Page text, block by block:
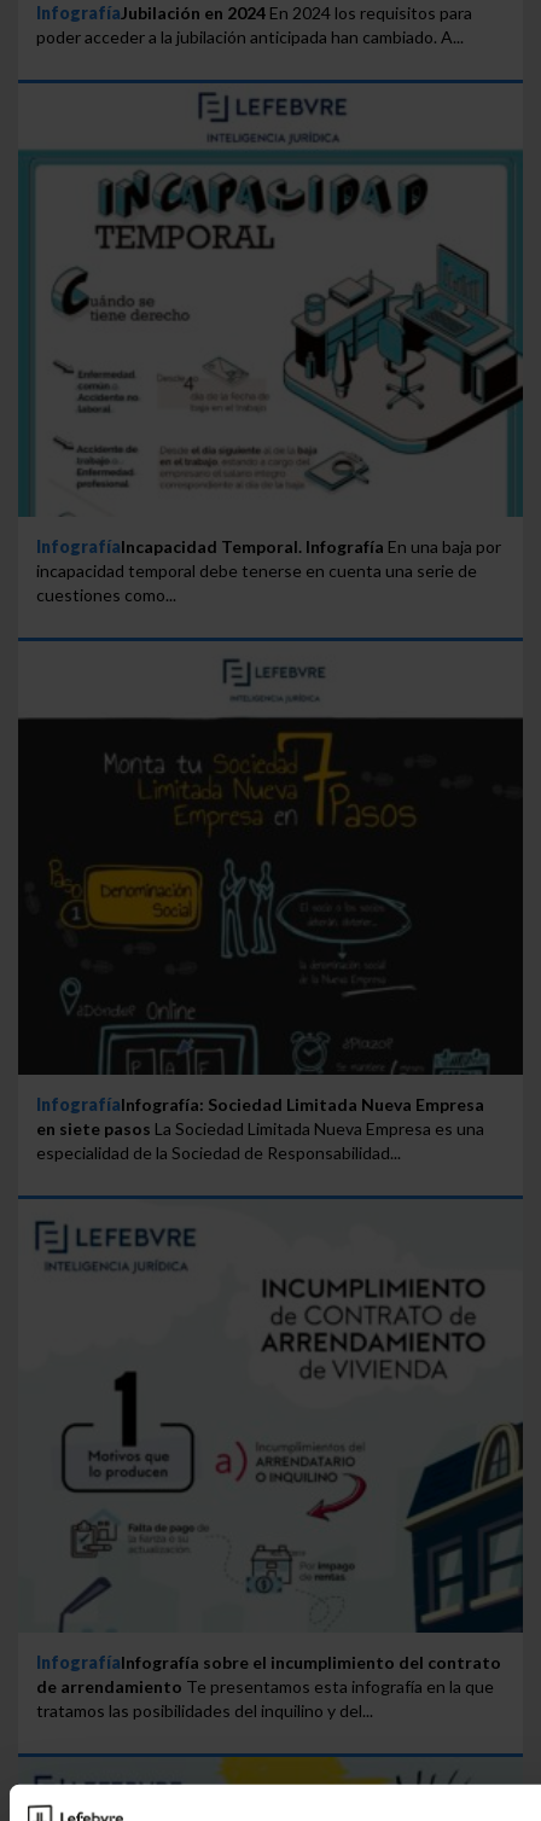
InfografíaJubilación en 2024 En 2024 los requisitos para
poder acceder a la jubilación anticipada han cambiado. A...
InfografíaIncapacidad Temporal. Infografía En una baja por
incapacidad temporal debe tenerse en cuenta una serie de
cuestiones como...
InfografíaInfografía: Sociedad Limitada Nueva Empresa
en siete pasos La Sociedad Limitada Nueva Empresa es una
especialidad de la Sociedad de Responsabilidad...
InfografíaInfografía sobre el incumplimiento del contrato
de arrendamiento Te presentamos esta infografía en la que
tratamos las posibilidades del inquilino y del...